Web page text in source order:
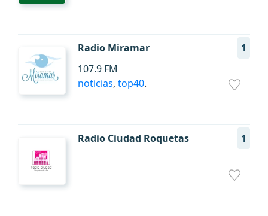
Radio Miramar
1
107.9 FM
noticias, top40.
Radio Ciudad Roquetas 1